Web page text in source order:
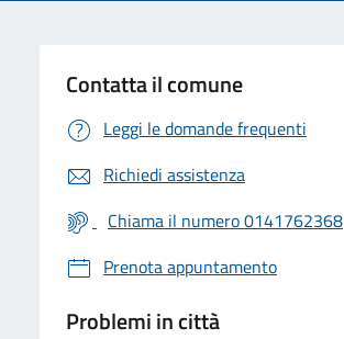
Contatta il comune
Leggi le domande frequenti
Richiedi assistenza
Chiama il numero 0141762368
Prenota appuntamento
Problemi in città